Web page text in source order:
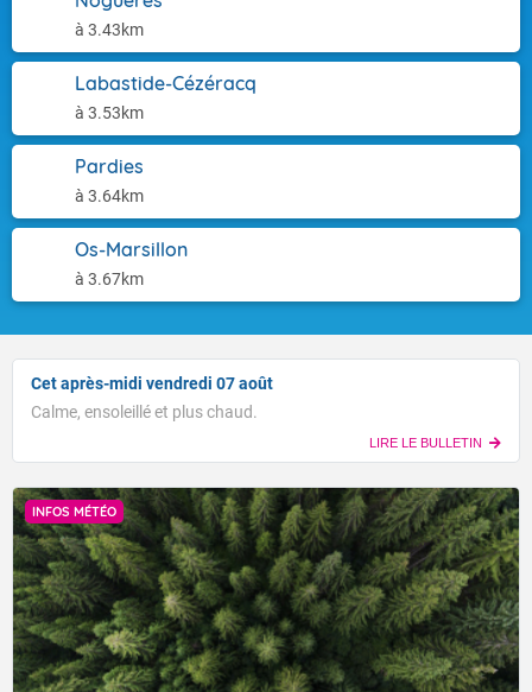
à 3.43km
Labastide-Cézéracq
à 3.53km
Pardies
à 3.64km
Os-Marsillon
à 3.67km
Cet après-midi vendredi 07 août
Calme, ensoleillé et plus chaud.
LIRE LE BULLETIN
INFOS MÉTÉO